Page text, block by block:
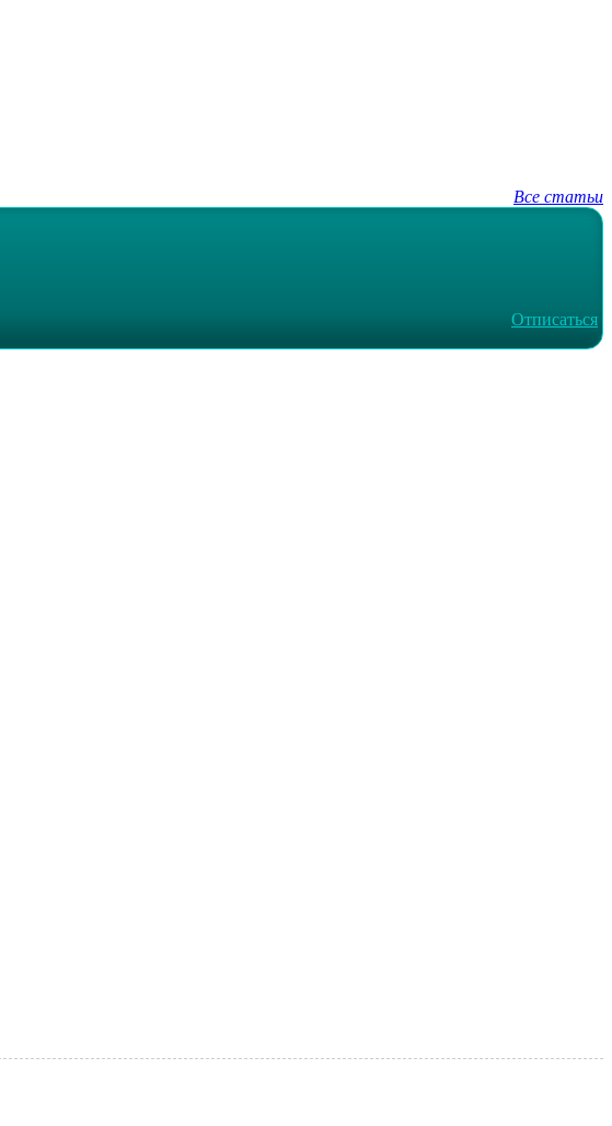
Все статьи
Отписаться